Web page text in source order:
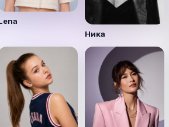
Ника